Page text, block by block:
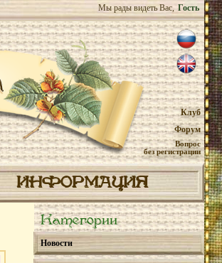
Мы рады видеть Вас, Гость
Клуб
Форум
Вопрос
без регистрации
ИНФОРМАЦИЯ
Категории
Новости